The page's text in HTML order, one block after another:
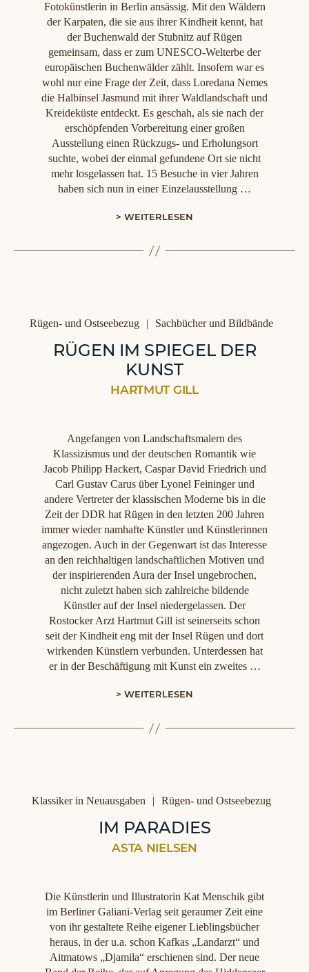
Fotokünstlerin in Berlin ansässig. Mit den Wäldern
der Karpaten, die sie aus ihrer Kindheit kennt, hat
der Buchenwald der Stubnitz auf Rügen
gemeinsam, dass er zum UNESCO-Welterbe der
europäischen Buchenwälder zählt. Insofern war es
wohl nur eine Frage der Zeit, dass Loredana Nemes
die Halbinsel Jasmund mit ihrer Waldlandschaft und
Kreideküste entdeckt. Es geschah, als sie nach der
erschöpfenden Vorbereitung einer großen
Ausstellung einen Rückzugs- und Erholungsort
suchte, wobei der einmal gefundene Ort sie nicht
mehr losgelassen hat. 15 Besuche in vier Jahren
haben sich nun in einer Einzelausstellung …
> WEITERLESEN
Kategorien
Rügen- und Ostseebezug Sachbücher und Bildbände
RÜGEN IM SPIEGEL DER
KUNST
HARTMUT GILL
Angefangen von Landschaftsmalern des
Klassizismus und der deutschen Romantik wie
Jacob Philipp Hackert, Caspar David Friedrich und
Carl Gustav Carus über Lyonel Feininger und
andere Vertreter der klassischen Moderne bis in die
Zeit der DDR hat Rügen in den letzten 200 Jahren
immer wieder namhafte Künstler und Künstlerinnen
angezogen. Auch in der Gegenwart ist das Interesse
an den reichhaltigen landschaftlichen Motiven und
der inspirierenden Aura der Insel ungebrochen,
nicht zuletzt haben sich zahlreiche bildende
Künstler auf der Insel niedergelassen. Der
Rostocker Arzt Hartmut Gill ist seinerseits schon
seit der Kindheit eng mit der Insel Rügen und dort
wirkenden Künstlern verbunden. Unterdessen hat
er in der Beschäftigung mit Kunst ein zweites …
> WEITERLESEN
Kategorien
Klassiker in Neuausgaben Rügen- und Ostseebezug
IM PARADIES
ASTA NIELSEN
Die Künstlerin und Illustratorin Kat Menschik gibt
im Berliner Galiani-Verlag seit geraumer Zeit eine
von ihr gestaltete Reihe eigener Lieblingsbücher
heraus, in der u.a. schon Kafkas „Landarzt“ und
Aitmatows „Djamila“ erschienen sind. Der neue